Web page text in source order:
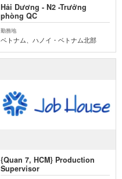
Hải Dương - N2 -Trưởng
phòng QC
勤務地
ベトナム、ハノイ・ベトナム北部
{Quan 7, HCM} Production
Supervisor